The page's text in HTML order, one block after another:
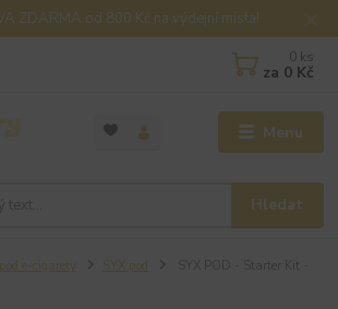
ZDARMA od 800 Kč na výdejní místa!
Menu
Hledat
0 ks
za 0 Kč
e-cigarety SYX pod